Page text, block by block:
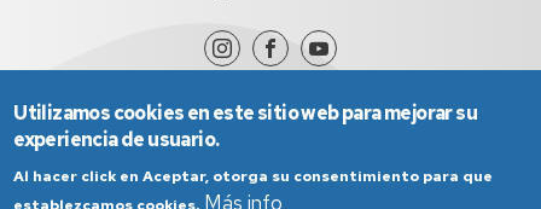
Utilizamos cookies en este sitio web para mejorar su
experiencia de usuario.
Al hacer click en Aceptar, otorga su consentimiento para que
Más info